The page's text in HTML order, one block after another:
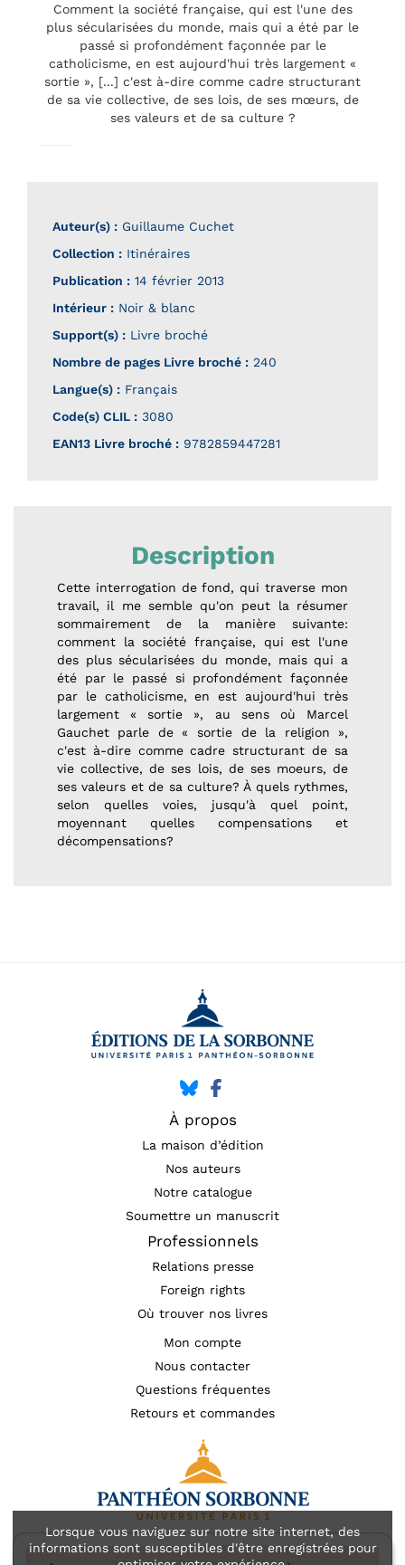
Lorsque vous naviguez sur notre site internet, des
informations sont susceptibles d'être enregistrées pour
Comment la société française, qui est l'une des
plus sécularisées du monde, mais qui a été par le
passé si profondément façonnée par le
catholicisme, en est aujourd'hui très largement «
sortie », [...] c'est à-dire comme cadre structurant
de sa vie collective, de ses lois, de ses mœurs, de
ses valeurs et de sa culture ?
Auteur(s) : Guillaume Cuchet
Collection : Itinéraires
Publication : 14 février 2013
Intérieur : Noir & blanc
Support(s) : Livre broché
Nombre de pages Livre broché : 240
Langue(s) : Français
Code(s) CLIL : 3080
EAN13 Livre broché : 9782859447281
Description
Cette interrogation de fond, qui traverse mon
travail, il me semble qu'on peut la résumer
sommairement de la manière suivante:
comment la société française, qui est l'une
des plus sécularisées du monde, mais qui a
été par le passé si profondément façonnée
par le catholicisme, en est aujourd'hui très
largement « sortie », au sens où Marcel
Gauchet parle de « sortie de la religion »,
c'est à-dire comme cadre structurant de sa
vie collective, de ses lois, de ses moeurs, de
ses valeurs et de sa culture? À quels rythmes,
selon quelles voies, jusqu'à quel point,
moyennant quelles compensations et
décompensations?
À propos
La maison d’édition
Nos auteurs
Notre catalogue
Soumettre un manuscrit
Professionnels
Relations presse
Foreign rights
Où trouver nos livres
Mon compte
Nous contacter
Questions fréquentes
Retours et commandes
Mentions légales Accessibilité : non conforme